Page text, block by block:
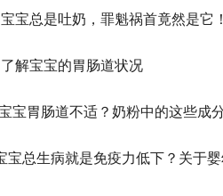
宝宝总是吐奶，罪魁祸首竟然是它！
了解宝宝的胃肠道状况